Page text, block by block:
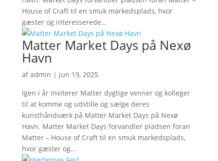
House of Craft til en smuk markedsplads, hvor
gæster og interesserede...
Matter Market Days på Nexø
Havn
afadmin | jun 19, 2025
Igen i år inviterer Matter dygtige venner og kolleger
til at komme og udstille og sælge deres
kunsthåndværk på Matter Market Days på Nexø
Havn. Matter Market Days forvandler pladsen foran
Matter – House of Craft til en smuk markedsplads,
hvor gæster og...